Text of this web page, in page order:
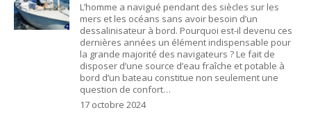
L’homme a navigué pendant des siècles sur les
mers et les océans sans avoir besoin d’un
dessalinisateur à bord. Pourquoi est-il devenu ces
dernières années un élément indispensable pour
la grande majorité des navigateurs ? Le fait de
disposer d’une source d’eau fraîche et potable à
bord d’un bateau constitue non seulement une
question de confort…
17 octobre 2024